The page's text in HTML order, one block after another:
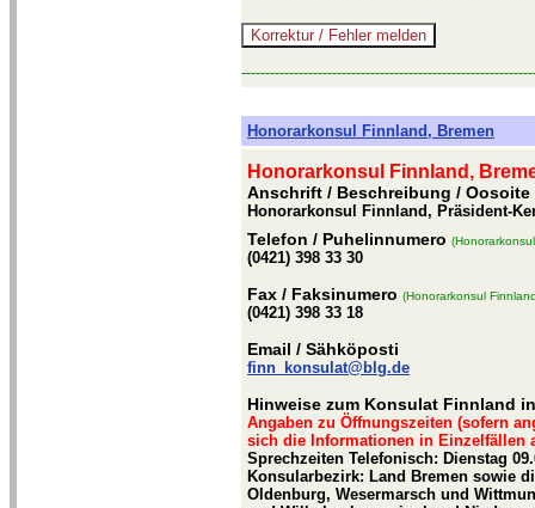
Honorarkonsul Finnland, Bremen
Honorarkonsul Finnland,
Anschrift / Beschreibung / Oosoite
Honorarkonsul Finnland, Präsident-
Telefon / Puhelinnumero
(0421) 398 33 30
Fax / Faksinumero (Honorarkonsul
(0421) 398 33 18
Email / Sähköposti
finn_konsulat@blg.de
Hinweise zum Konsulat Finnland
Angaben zu Öffnungszeiten (sofern
sich die Informationen in Einzelfällen
Sprechzeiten Telefonisch: Dienstag
Konsularbezirk: Land Bremen sowie
Oldenburg, Wesermarsch und